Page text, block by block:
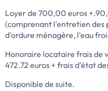
Loyer de 700,00 euros
(comprenant l'entretien des
d'ordure ménagère, l'eau
Honoraire locataire frais de
472.72 euros + frais d'état
Disponible de suite.